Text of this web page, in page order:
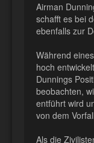
Airman
schafft es bei
ebenfalls zur
Während
hoch
Dunnings
beobachten,
entführt wird
von dem
Als die